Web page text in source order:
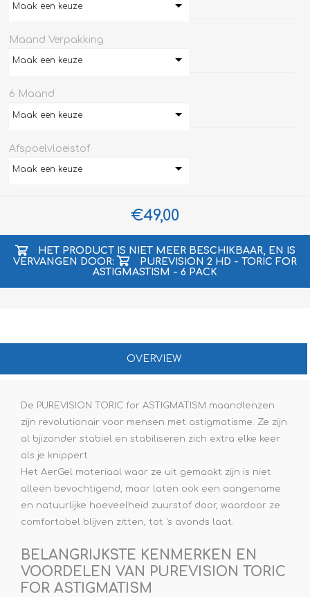
Maak een keuze
Maand Verpakking
Maak een keuze
6 Maand
Maak een keuze
Afspoelvloeistof
Maak een keuze
€49,00
HET PRODUCT IS NIET MEER BESCHIKBAAR, EN IS
VERVANGEN DOOR:
PUREVISION 2 HD - TORIC FOR
ASTIGMASTISM - 6 PACK
OVERVIEW
De PUREVISION TORIC for ASTIGMATISM maandlenzen
zijn revolutionair voor mensen met astigmatisme. Ze zijn
al bjizonder stabiel en stabiliseren zich extra elke keer
als je knippert.
Het AerGel materiaal waar ze uit gemaakt zijn is niet
alleen bevochtigend, maar laten ook een aangename
en natuurlijke hoeveelheid zuurstof door, waardoor ze
comfortabel blijven zitten, tot 's avonds laat.
BELANGRIJKSTE KENMERKEN EN
VOORDELEN VAN PUREVISION TORIC
FOR ASTIGMATISM